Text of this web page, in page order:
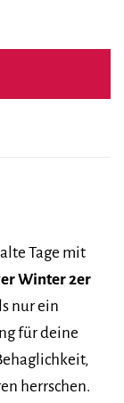
Tage mit
Winter 2er
nur ein
für deine
herrschen.